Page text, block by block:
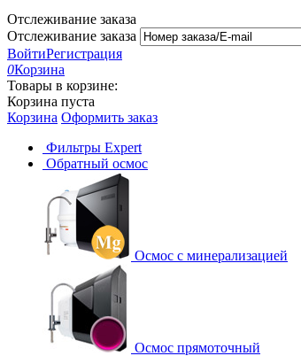
Отслеживание заказа
Отслеживание заказа
ВойтиРегистрация
0Корзина
Товары в корзине:
Корзина пуста
Корзина Оформить заказ
Фильтры Expert
Обратный осмос
Осмос с минерализацией
Осмос прямоточный